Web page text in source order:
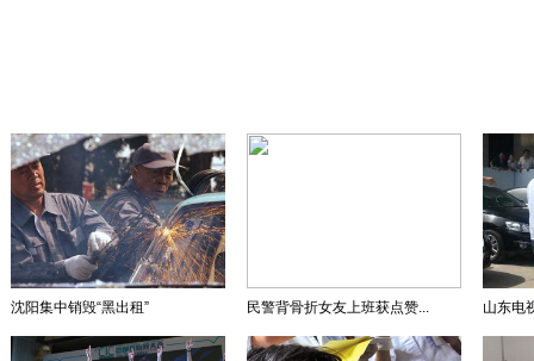
沈阳集中销毁“黑出租” 民警背骨折女友上班获点赞... 山东电